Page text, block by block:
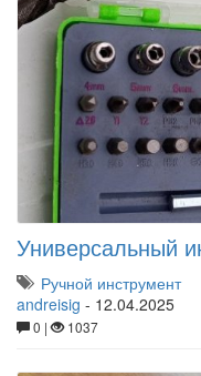
Универсальный
Ручной инструмент
andreisig - 12.04.2025
0 | 1037